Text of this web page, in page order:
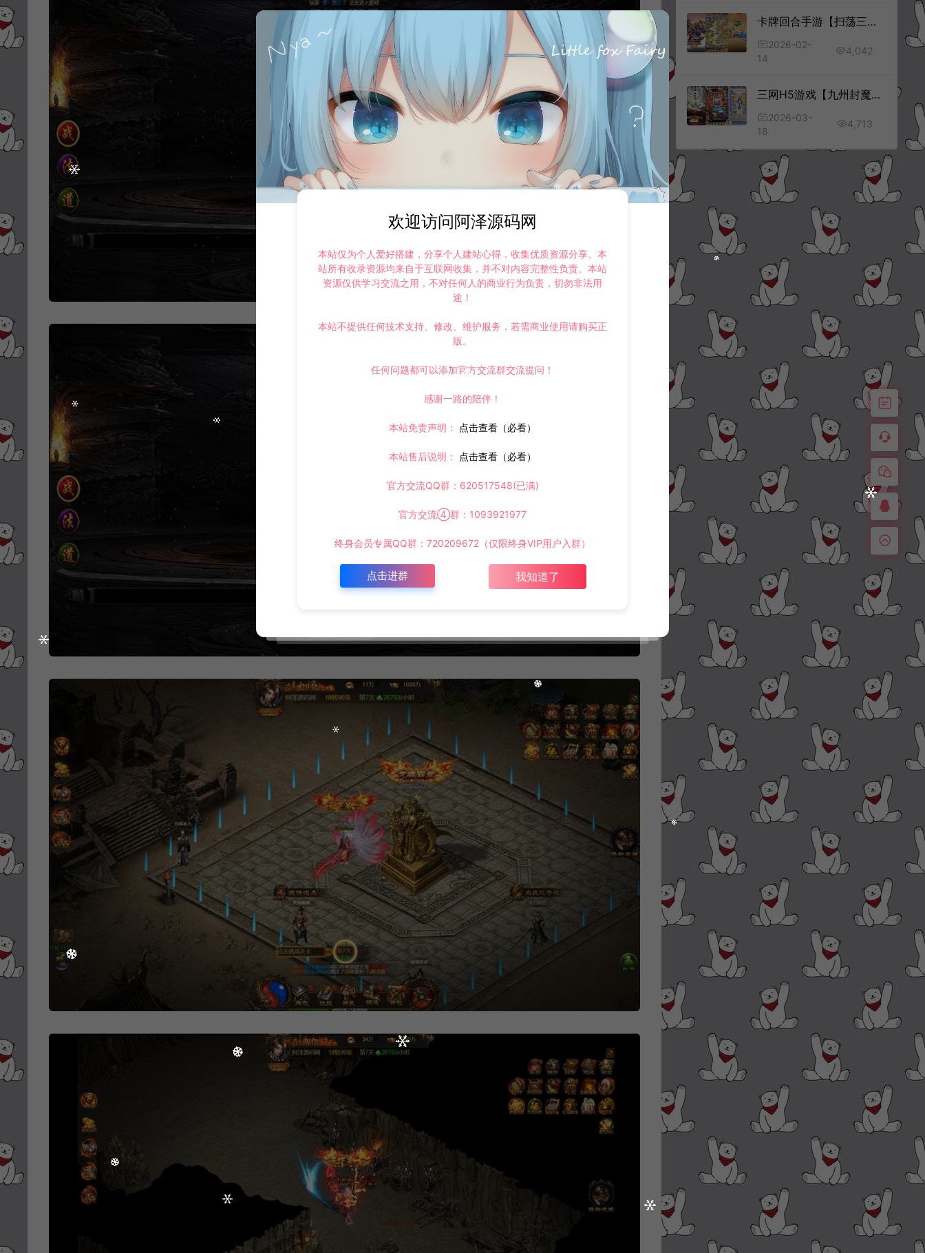
卡牌回合手游【扫荡三国H5代金券内购跨服体验版】2月最新整理Linux手工服务端+管理后台+GM授权后台+简易安卓客户端+详细搭建教程+视频教程
2026-02-
14
4,042
三网H5游戏【九州封魔劫代金券内购定制版】3月最新整理Linux手工服务端+管理后台+GM授权后台+简易安卓客户端+详细搭建教程+视频教程
2026-03-
18
4,713
欢迎访问阿泽源码网
本站仅为个人爱好搭建，分享个人建站心得，收集优质资源分享。本
站所有收录资源均来自于互联网收集，并不对内容完整性负责。本站
资源仅供学习交流之用，不对任何人的商业行为负责，切勿非法用
途！
本站不提供任何技术支持、修改、维护服务，若需商业使用请购买正
版。
任何问题都可以添加官方交流群交流提问！
感谢一路的陪伴！
本站免责声明： 点击查看（必看）
本站售后说明： 点击查看（必看）
官方交流QQ群：620517548(已满)
官方交流④群：1093921977
终身会员专属QQ群：720209672（仅限终身VIP用户入群）
点击进群 我知道了